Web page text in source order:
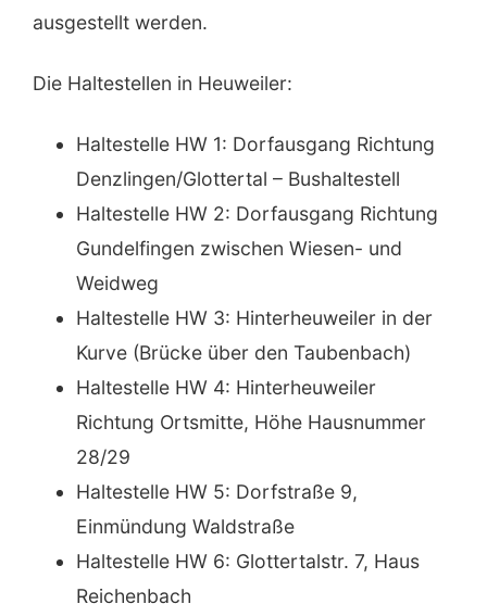
ausgestellt werden.
Die Haltestellen in Heuweiler:
Haltestelle HW 1: Dorfausgang Richtung
Denzlingen/Glottertal – Bushaltestell
Haltestelle HW 2: Dorfausgang Richtung
Gundelfingen zwischen Wiesen- und
Weidweg
Haltestelle HW 3: Hinterheuweiler in der
Kurve (Brücke über den Taubenbach)
Haltestelle HW 4: Hinterheuweiler
Richtung Ortsmitte, Höhe Hausnummer
28/29
Haltestelle HW 5: Dorfstraße 9,
Einmündung Waldstraße
Haltestelle HW 6: Glottertalstr. 7, Haus
Reichenbach